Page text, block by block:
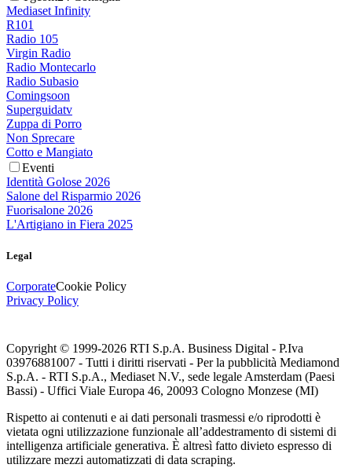
Mediaset Infinity
R101
Radio 105
Virgin Radio
Radio Montecarlo
Radio Subasio
Comingsoon
Superguidatv
Zuppa di Porro
Non Sprecare
Cotto e Mangiato
Eventi
Identità Golose 2026
Salone del Risparmio 2026
Fuorisalone 2026
L'Artigiano in Fiera 2025
Legal
CorporateCookie Policy
Privacy Policy
Copyright © 1999-2026 RTI S.p.A. Business Digital - P.Iva
03976881007 - Tutti i diritti riservati - Per la pubblicità Mediamond
S.p.A. - RTI S.p.A., Mediaset N.V., sede legale Amsterdam (Paesi
Bassi) - Uffici Viale Europa 46, 20093 Cologno Monzese (MI)
Rispetto ai contenuti e ai dati personali trasmessi e/o riprodotti è
vietata ogni utilizzazione funzionale all’addestramento di sistemi di
intelligenza artificiale generativa. È altresì fatto divieto espresso di
utilizzare mezzi automatizzati di data scraping.